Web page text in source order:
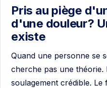
Pris au piège
d'une douleur?
existe
Quand une personne se
cherche pas une théorie.
soulagement crédible.